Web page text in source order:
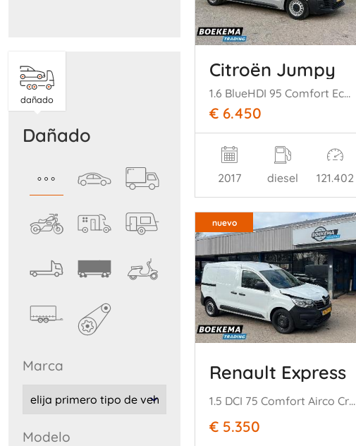
dañado
dañado
marca
modelo
Citroën Jumpy
1.6 BlueHDI 95 Comfort Economy Cruise PDC Trekhaak EU6
€ 6.450
2017 diesel 121.402
nuevo
Renault Express
1.5 DCI 75 Comfort Airco Cruise PDC
€ 5.350